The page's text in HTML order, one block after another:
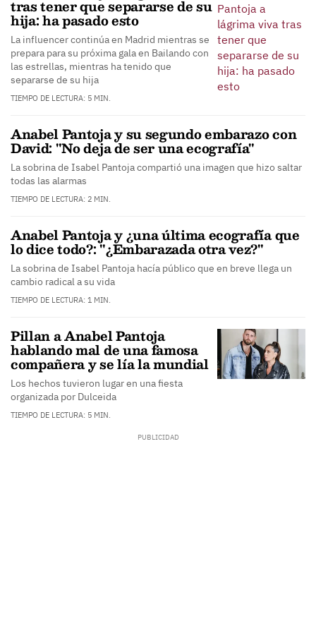
tras tener que separarse de su
hija: ha pasado esto
La influencer continúa en Madrid mientras se
prepara para su próxima gala en Bailando con
las estrellas, mientras ha tenido que
separarse de su hija
TIEMPO DE LECTURA: 5 MIN.
Anabel Pantoja y su segundo embarazo con
David: "No deja de ser una ecografía"
La sobrina de Isabel Pantoja compartió una imagen que hizo saltar
todas las alarmas
TIEMPO DE LECTURA: 2 MIN.
Anabel Pantoja y ¿una última ecografía que
lo dice todo?: "¿Embarazada otra vez?"
La sobrina de Isabel Pantoja hacía público que en breve llega un
cambio radical a su vida
TIEMPO DE LECTURA: 1 MIN.
Pillan a Anabel Pantoja
hablando mal de una famosa
compañera y se lía la mundial
Los hechos tuvieron lugar en una fiesta
organizada por Dulceida
TIEMPO DE LECTURA: 5 MIN.